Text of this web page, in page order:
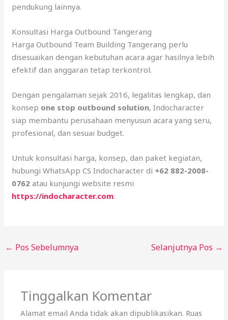
pendukung lainnya.
Konsultasi Harga Outbound Tangerang
Harga Outbound Team Building Tangerang perlu
disesuaikan dengan kebutuhan acara agar hasilnya lebih
efektif dan anggaran tetap terkontrol.
Dengan pengalaman sejak 2016, legalitas lengkap, dan
konsep one stop outbound solution, Indocharacter
siap membantu perusahaan menyusun acara yang seru,
profesional, dan sesuai budget.
Untuk konsultasi harga, konsep, dan paket kegiatan,
hubungi WhatsApp CS Indocharacter di +62 882-2008-
0762 atau kunjungi website resmi
https://indocharacter.com.
← Pos Sebelumnya Selanjutnya Pos →
Tinggalkan Komentar
Alamat email Anda tidak akan dipublikasikan. Ruas